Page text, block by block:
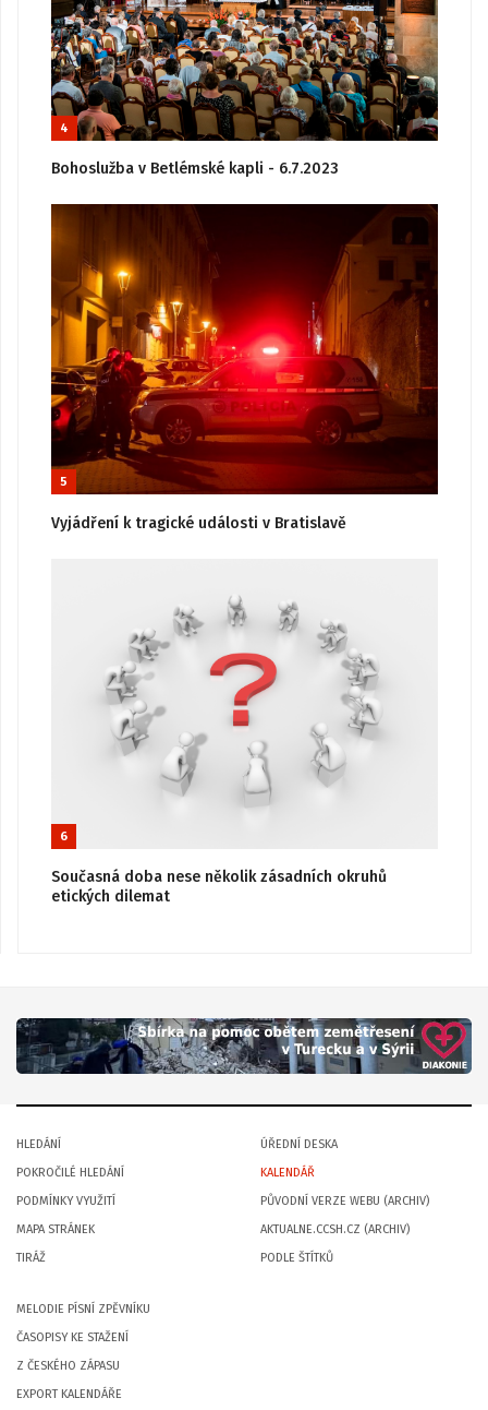
4
Bohoslužba v Betlémské kapli - 6.7.2023
5
Vyjádření k tragické události v Bratislavě
6
Současná doba nese několik zásadních okruhů
etických dilemat
HLEDÁNÍ
POKROČILÉ HLEDÁNÍ
PODMÍNKY VYUŽITÍ
MAPA STRÁNEK
TIRÁŽ
ÚŘEDNÍ DESKA
KALENDÁŘ
PŮVODNÍ VERZE WEBU (ARCHIV)
AKTUALNE.CCSH.CZ (ARCHIV)
PODLE ŠTÍTKŮ
MELODIE PÍSNÍ ZPĚVNÍKU
ČASOPISY KE STAŽENÍ
Z ČESKÉHO ZÁPASU
EXPORT KALENDÁŘE